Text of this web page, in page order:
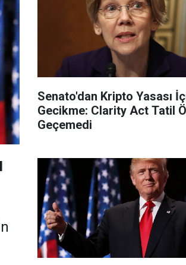
Senato'dan Kripto Yasası
Gecikme: Clarity Act Tatil
Geçemedi